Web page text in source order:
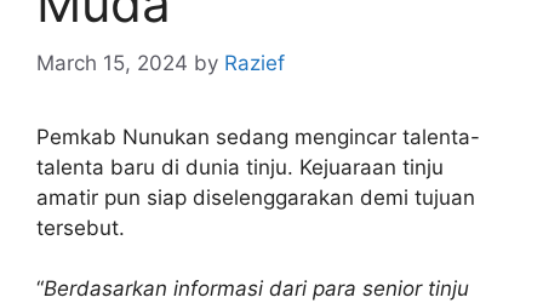
March 15, 2024 by Razief
Pemkab Nunukan sedang mengincar talenta-
talenta baru di dunia tinju. Kejuaraan tinju
amatir pun siap diselenggarakan demi tujuan
tersebut.
“Berdasarkan informasi dari para senior tinju